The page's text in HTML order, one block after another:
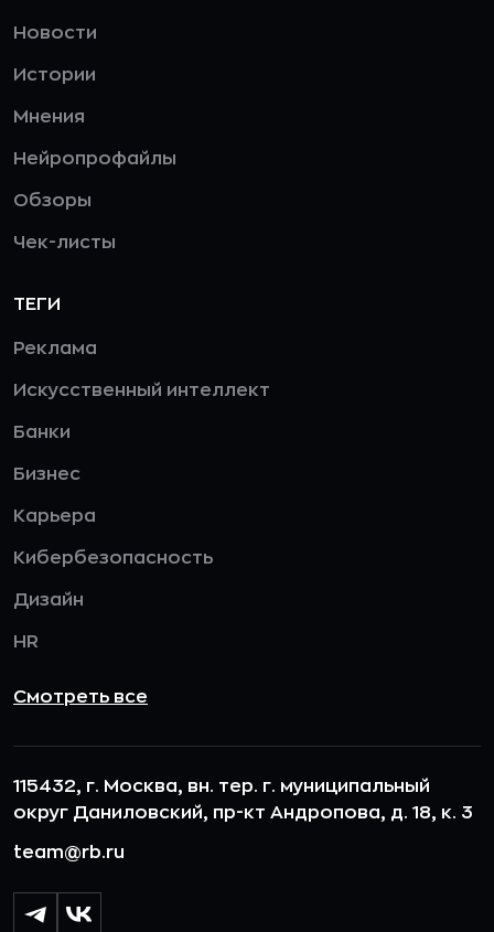
Новости
Истории
Мнения
Нейропрофайлы
Обзоры
Чек-листы
ТЕГИ
Реклама
Искусственный интеллект
Банки
Бизнес
Карьера
Кибербезопасность
Дизайн
HR
Смотреть все
115432, г. Москва, вн. тер. г. муниципальный
округ Даниловский, пр-кт Андропова, д. 18, к. 3
team@rb.ru